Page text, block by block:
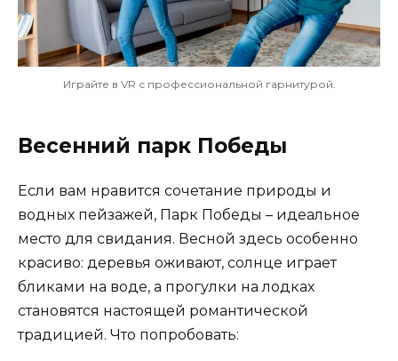
Играйте в VR с профессиональной гарнитурой.
Весенний парк Победы
Если вам нравится сочетание природы и
водных пейзажей, Парк Победы – идеальное
место для свидания. Весной здесь особенно
красиво: деревья оживают, солнце играет
бликами на воде, а прогулки на лодках
становятся настоящей романтической
традицией. Что попробовать: